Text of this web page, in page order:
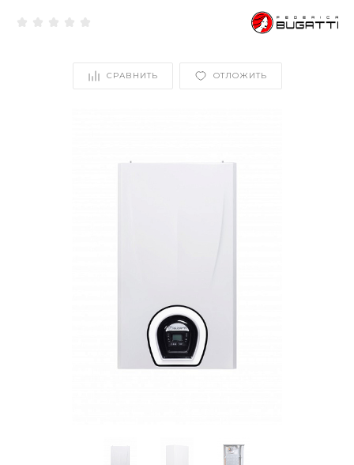
СРАВНИТЬ ОТЛОЖИТЬ